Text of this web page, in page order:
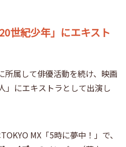
世紀少年」にエキスト
所属して俳優活動を続け、映画
」にエキストラとして出演し
MX「5時に夢中！」で、